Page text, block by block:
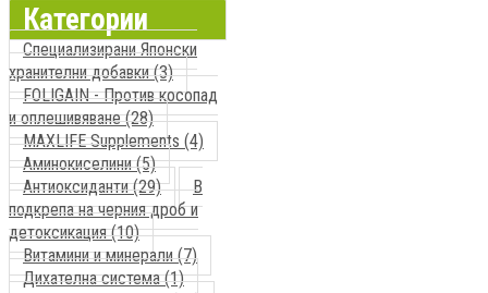
Категории
Специализирани Японски
хранителни добавки (3)
FOLIGAIN - Против косопад
и оплешивяване (28)
MAXLIFE Supplements (4)
Аминокиселини (5)
Антиоксиданти (29)
В
подкрепа на черния дроб и
детоксикация (10)
Витамини и минерали (7)
Дихателна система (1)